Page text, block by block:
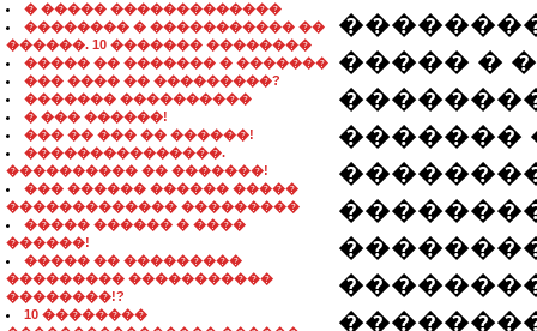
� ����� �������������
�������� � ����������� ��
������. 10 ������� ��������
����� �� ������� � �������
��� ���� �� ���������?
������� ����������
� ��� ������!
��� �� ��� �� ������!
���������������.
���������� �� �������!
��� ������ ������ �����
������������� ���������
����� ������ � ����
������!
����� �� ���������
��������� �����������
��������!?
10 ��������
����� �
�������